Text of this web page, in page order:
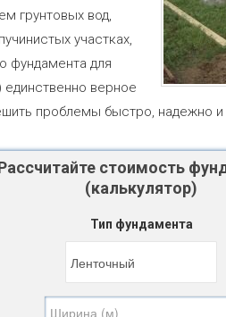
грунтовых вод,
участках,
фундамента для
единственно верное
проблемы быстро, надежно и
стоимость
(калькулятор)
Тип фундамента